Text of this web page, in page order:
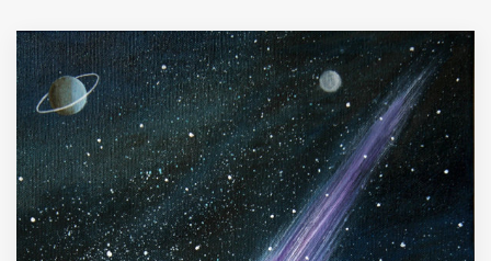
RUBRICHE
MUNICIPI
Inviateci le vostre segnalazioni
Iscriviti alla newsletter